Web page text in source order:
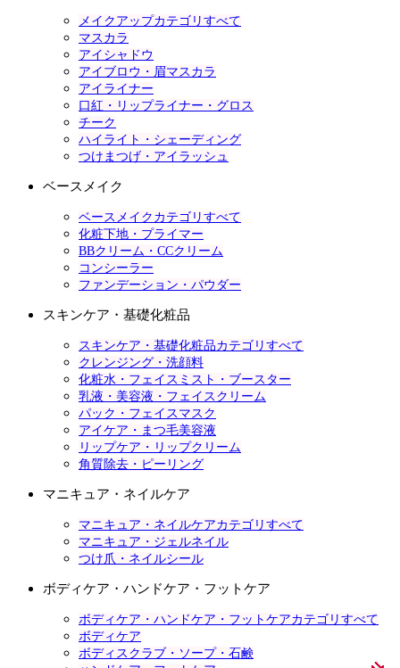
メイクアップカテゴリすべて
マスカラ
アイシャドウ
アイブロウ・眉マスカラ
アイライナー
口紅・リップライナー・グロス
チーク
ハイライト・シェーディング
つけまつげ・アイラッシュ
ベースメイク
ベースメイクカテゴリすべて
化粧下地・プライマー
BBクリーム・CCクリーム
コンシーラー
ファンデーション・パウダー
スキンケア・基礎化粧品
スキンケア・基礎化粧品カテゴリすべて
クレンジング・洗顔料
化粧水・フェイスミスト・ブースター
乳液・美容液・フェイスクリーム
パック・フェイスマスク
アイケア・まつ毛美容液
リップケア・リップクリーム
角質除去・ピーリング
マニキュア・ネイルケア
マニキュア・ネイルケアカテゴリすべて
マニキュア・ジェルネイル
つけ爪・ネイルシール
ボディケア・ハンドケア・フットケア
ボディケア・ハンドケア・フットケアカテゴリすべて
ボディケア
ボディスクラブ・ソープ・石鹸